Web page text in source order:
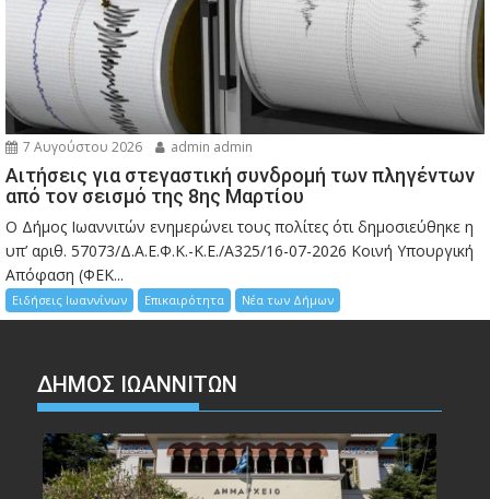
7 Αυγούστου 2026 admin admin
Αιτήσεις για στεγαστική συνδρομή των πληγέντων
από τον σεισμό της 8ης Μαρτίου
Ο Δήμος Ιωαννιτών ενημερώνει τους πολίτες ότι δημοσιεύθηκε η
υπ’ αριθ. 57073/Δ.Α.Ε.Φ.Κ.-Κ.Ε./Α325/16-07-2026 Κοινή Υπουργική
Απόφαση (ΦΕΚ...
Ειδήσεις Ιωαννίνων Επικαιρότητα Νέα των Δήμων
ΔΗΜΟΣ ΙΩΑΝΝΙΤΩΝ